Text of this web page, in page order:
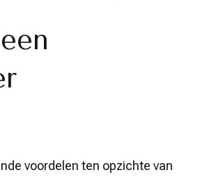
voordelen ten opzichte van